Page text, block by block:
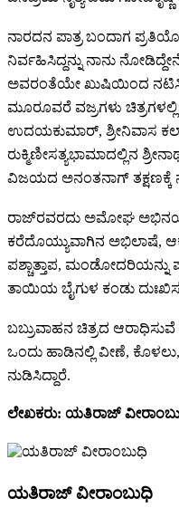
ನಾರದನ ಪಾತ್ರ ಬಂದಾಗ
ನಿರ್ವಹಿಸಿದ್ದನ್ನು ನಾನು
ಅವರಂತೆಯೇ ಖುಷಿಯಿಂದ
ಮೂರೂವರೆ ವಜ್ರಗಳು
ಉದಯಕುಮಾರ್, ಶ್ರೀನಿವಾಸ
ರುಕ್ಮಿಣೀಸತ್ಯಭಾಮಾದಲ್ಲಿನ
ವಿಜಯದ ಅನಂತನಾಗ್ ತಕ್ಷಣಕ್ಕೆ
ರಾಜ್‍ರವರದು ಅಮೋಘ
ಕರೆದೊಯ್ಯುವಾಗಿನ ಅಭಿಲಾಷೆ,
ಪಶ್ಚಾತ್ತಾಪ, ಮಂಡೋದರಿಯನ್ನು
ತಾಯಿಯ ಬೈಗುಳ ಕಂಡು
ಬಬ್ರುವಾಹನ ಚಿತ್ರದ
ಒಂದು ಹಾಡಿನಲ್ಲಿ ವೀಣೆ,
ನುಡಿಸಿದ್ದಾರೆ.
ಲೇಖಕರು: ಯತಿರಾಜ್
ಯತಿರಾಜ್ ವೀರಾಂಬುಧಿ